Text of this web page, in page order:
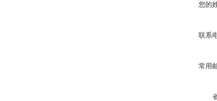
您的
联系
常用